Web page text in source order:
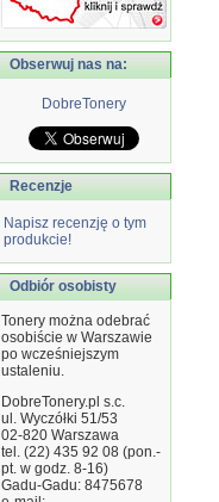
Obserwuj nas na:
DobreTonery
Recenzje
Napisz recenzję o tym
produkcie!
Odbiór osobisty
Tonery można odebrać
osobiście w Warszawie
po wcześniejszym
ustaleniu.
DobreTonery.pl s.c.
ul. Wyczółki 51/53
02-820 Warszawa
tel. (22) 435 92 08 (pon.-
pt. w godz. 8-16)
Gadu-Gadu: 8475678